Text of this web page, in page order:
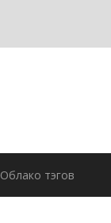
Облако тэгов